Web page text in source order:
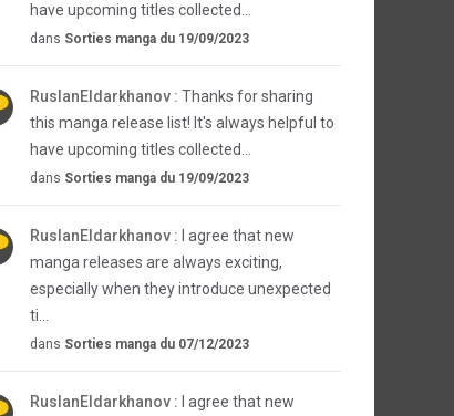
have upcoming titles collected...
dans Sorties manga du 19/09/2023
RuslanEldarkhanov : Thanks for sharing
this manga release list! It's always helpful to
have upcoming titles collected...
dans Sorties manga du 19/09/2023
RuslanEldarkhanov :
I agree that new
manga releases are always exciting,
especially when they introduce unexpected
ti...
dans Sorties manga du 07/12/2023
RuslanEldarkhanov : I agree that new